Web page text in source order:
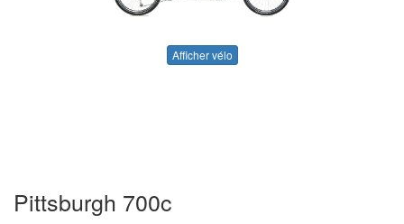
Afficher vélo
Pittsburgh 700c